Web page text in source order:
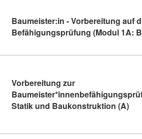
Baumeister:in - Vorbereitung auf
Befähigungsprüfung (Modul 1A:
Vorbereitung zur
Statik und Baukonstruktion (A)